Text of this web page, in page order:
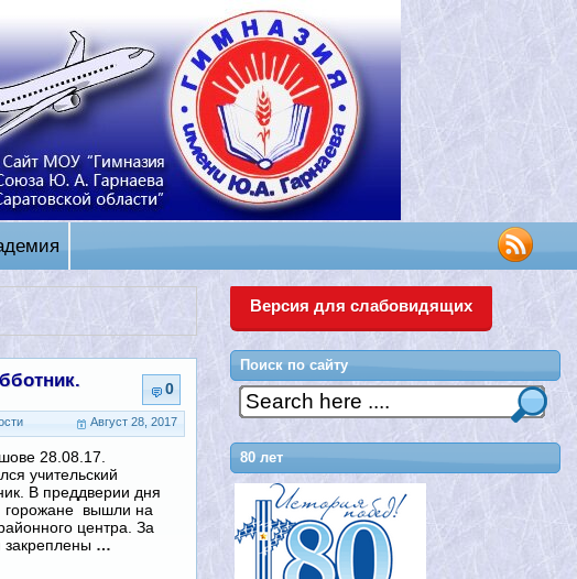
0
Август 28, 2017
28.08.17.
учительский
В преддверии дня
горожане вышли на
центра. За
…
Версия для слабовидящих
Поиск по сайту
80 лет